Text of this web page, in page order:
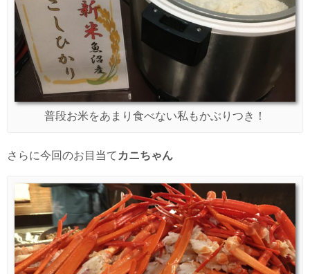
普段お米をあまり食べない私もかぶりつき！
さらに今回のお目当て カニちゃん